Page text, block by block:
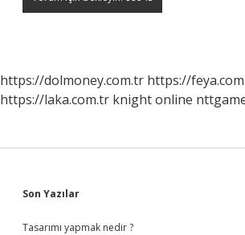
https://dolmoney.com.tr https://
https://laka.com.tr knight online
Sidebar
Son Yazılar
Tasarımı yapmak nedir ?